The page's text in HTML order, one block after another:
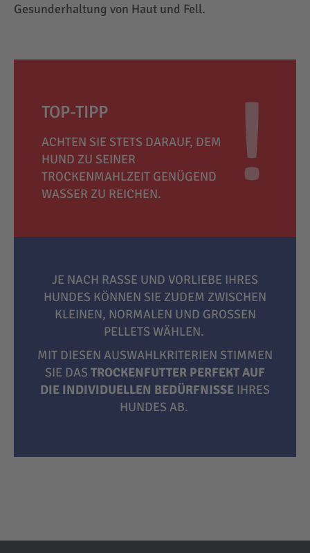
Gesunderhaltung von Haut und Fell.
TOP-TIPP
ACHTEN SIE STETS DARAUF, DEM
HUND ZU SEINER
TROCKENMAHLZEIT GENÜGEND
WASSER ZU REICHEN.
JE NACH RASSE UND VORLIEBE IHRES
HUNDES KÖNNEN SIE ZUDEM ZWISCHEN
KLEINEN, NORMALEN UND GROSSEN P
ELLETS WÄHLEN.
MIT DIESEN AUSWAHLKRITERIEN STIMMEN
SIE DAS TROCKENFUTTER PERFEKT AUF
DIE INDIVIDUELLEN BEDÜRFNISSE IHRES
HUNDES AB.